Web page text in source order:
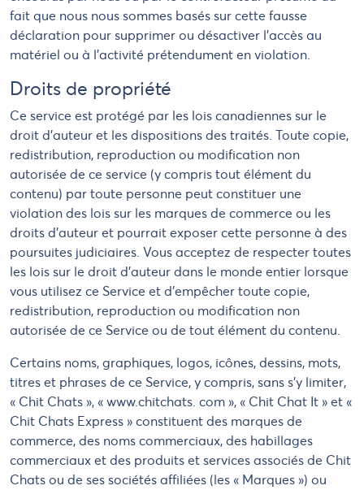
fait que nous nous sommes basés sur cette fausse
déclaration pour supprimer ou désactiver l'accès au
matériel ou à l'activité prétendument en violation.
Droits de propriété
Ce service est protégé par les lois canadiennes sur le
droit d'auteur et les dispositions des traités. Toute copie,
redistribution, reproduction ou modification non
autorisée de ce service (y compris tout élément du
contenu) par toute personne peut constituer une
violation des lois sur les marques de commerce ou les
droits d'auteur et pourrait exposer cette personne à des
poursuites judiciaires. Vous acceptez de respecter toutes
les lois sur le droit d'auteur dans le monde entier lorsque
vous utilisez ce Service et d'empêcher toute copie,
redistribution, reproduction ou modification non
autorisée de ce Service ou de tout élément du contenu.
Certains noms, graphiques, logos, icônes, dessins, mots,
titres et phrases de ce Service, y compris, sans s'y limiter,
« Chit Chats », « www.chitchats. com », « Chit Chat It » et «
Chit Chats Express » constituent des marques de
commerce, des noms commerciaux, des habillages
commerciaux et des produits et services associés de Chit
Chats ou de ses sociétés affiliées (les « Marques ») ou